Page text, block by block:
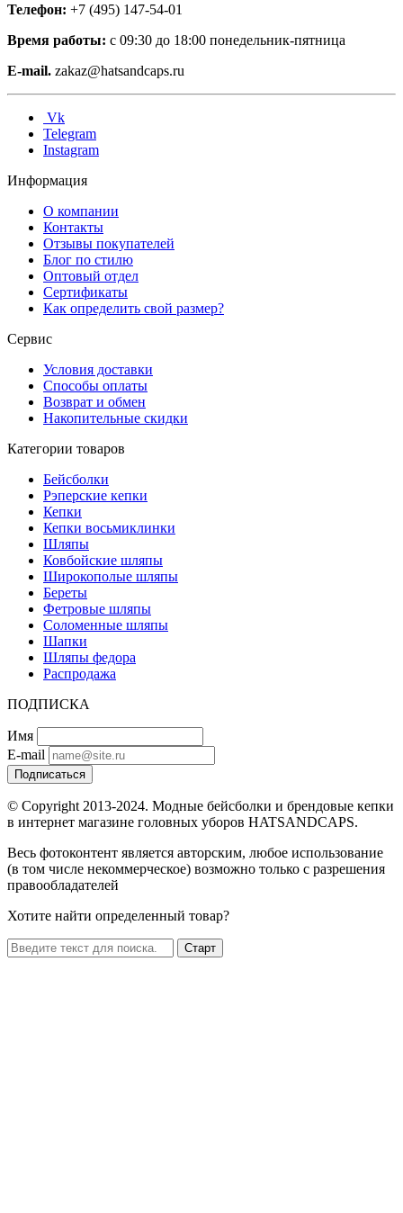
Телефон: +7 (495) 147-54-01
Время работы: с 09:30 до 18:00 понедельник-пятница
E-mail. zakaz@hatsandcaps.ru
Vk
Telegram
Instagram
Информация
О компании
Контакты
Отзывы покупателей
Блог по стилю
Оптовый отдел
Сертификаты
Как определить свой размер?
Сервис
Условия доставки
Способы оплаты
Возврат и обмен
Накопительные скидки
Категории товаров
Бейсболки
Рэперские кепки
Кепки
Кепки восьмиклинки
Шляпы
Ковбойские шляпы
Широкополые шляпы
Береты
Фетровые шляпы
Соломенные шляпы
Шапки
Шляпы федора
Распродажа
ПОДПИСКА
Имя
E-mail
Подписаться
© Copyright 2013-2024. Модные бейсболки и брендовые кепки
в интернет магазине головных уборов HATSANDCAPS.
Весь фотоконтент является авторским, любое использование
(в том числе некоммерческое) возможно только с разрешения
правообладателей
Хотите найти определенный товар?
Старт